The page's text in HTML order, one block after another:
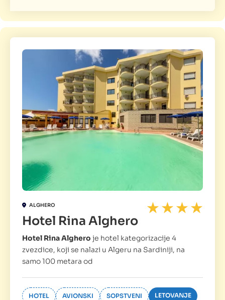
ALGHERO
Hotel Rina Alghero
Hotel Rina Alghero je hotel kategorizacije 4
zvezdice, koji se nalazi u Algeru na Sardiniji, na
samo 100 metara od
HOTEL AVIONSKI SOPSTVENI LETOVANJE